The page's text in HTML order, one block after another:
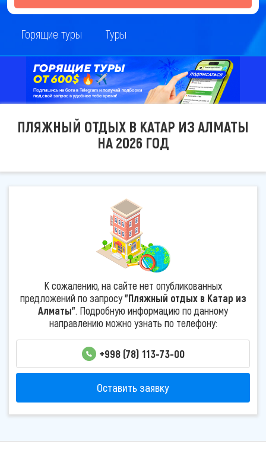
Горящие туры Туры
ПЛЯЖНЫЙ ОТДЫХ В КАТАР ИЗ АЛМАТЫ
НА 2026 ГОД
К сожалению, на сайте нет опубликованных
предложений по запросу"Пляжный отдых в Катар из
Алматы". Подробную информацию по данному
направлению можно узнать по телефону:
+998 (78) 113-73-00
Оставить заявку